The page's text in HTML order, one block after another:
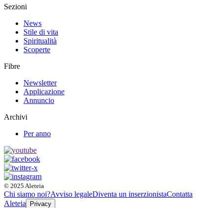
Sezioni
News
Stile di vita
Spiritualità
Scoperte
Fibre
Newsletter
Applicazione
Annuncio
Archivi
Per anno
© 2025 Aleteia
Chi siamo noi?Avviso legaleDiventa un inserzionistaContatta
Aleteia
Privacy